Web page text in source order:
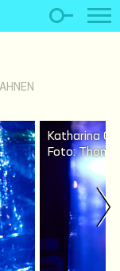
Katharina
Foto: